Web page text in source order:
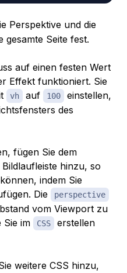
Perspektive und die
gesamte Seite fest.
auf einen festen Wert
Effekt funktioniert. Sie
vh auf 100
einstellen,
des
fügen Sie dem
hinzu, so
indem Sie
Die perspective
vom Viewport zu
Sie im
CSS
erstellen
weitere CSS hinzu,